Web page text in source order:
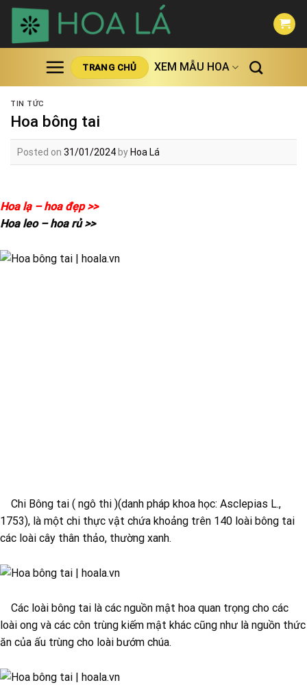
Skip
content
TRANG CHỦ XEM MẪU HOA
TIN TỨC
Hoa bông tai
Posted on 31/01/2024 by Hoa Lá
Hoa lạ – hoa đẹp >>
Hoa leo – hoa rủ >>
Chi Bông tai ( ngô thi )(danh pháp khoa học: Asclepias L.,
1753), là một chi thực vật chứa khoảng trên 140 loài bông tai
các loài cây thân thảo, thường xanh.
Các loài bông tai là các nguồn mật hoa quan trọng cho các
loài ong và các côn trùng kiếm mật khác cũng như là nguồn thức
ăn của ấu trùng cho loài bướm chúa.